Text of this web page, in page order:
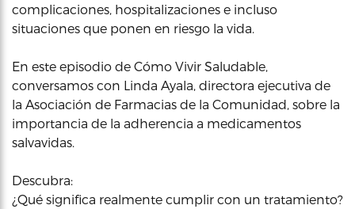
complicaciones, hospitalizaciones e incluso
situaciones que ponen en riesgo la vida.
En este episodio de Cómo Vivir Saludable,
conversamos con Linda Ayala, directora ejecutiva de
la Asociación de Farmacias de la Comunidad, sobre la
importancia de la adherencia a medicamentos
salvavidas.
Descubra:
¿Qué significa realmente cumplir con un tratamiento?